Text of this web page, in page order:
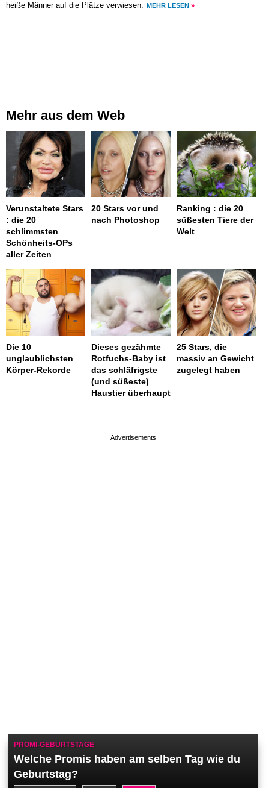
heiße Männer auf die Plätze verwiesen. MEHR LESEN »
Mehr aus dem Web
Verunstaltete Stars
: die 20
schlimmsten
Schönheits-OPs
aller Zeiten
20 Stars vor und
nach Photoshop
Ranking : die 20
süßesten Tiere der
Welt
Die 10
unglaublichsten
Körper-Rekorde
Dieses gezähmte
Rotfuchs-Baby ist
das schläfrigste
(und süßeste)
Haustier überhaupt
25 Stars, die
massiv an Gewicht
zugelegt haben
PROMI-GEBURTSTAGE
Welche Promis haben am selben Tag wie du
Geburtstag?